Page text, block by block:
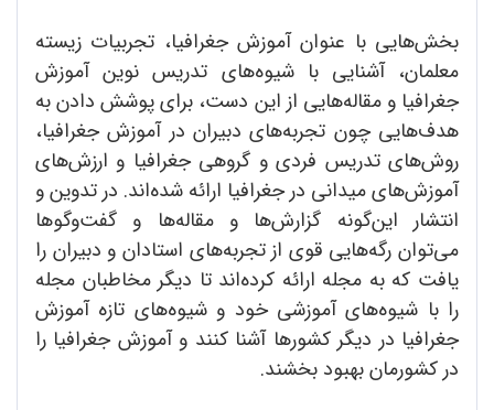
بخش‌هایی با عنوان آموزش جغرافیا، تجربیات زیسته
معلمان، آشنایی با شیوه‌های تدریس نوین آموزش
جغرافیا و مقاله‌هایی از این دست، برای پوشش دادن به
هدف‌هایی چون تجربه‌های دبیران در آموزش جغرافیا،
روش‌های تدریس فردی و گروهی جغرافیا و ارزش‌های
آموزش‌های میدانی در جغرافیا ارائه شده‌اند. در تدوین و
انتشار این‌گونه گزارش‌ها و مقاله‌ها و گفت‌وگوها
می‌توان رگه‌هایی قوی از تجربه‌های استادان و دبیران را
یافت که به مجله ارائه کرده‌اند تا دیگر مخاطبان مجله
را با شیوه‌های آموزشی خود و شیوه‌های تازه آموزش
جغرافیا در دیگر کشورها آشنا کنند و آموزش جغرافیا را
در کشورمان بهبود بخشند.